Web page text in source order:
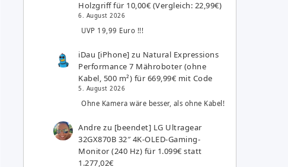
Holzgriff für 10,00€ (Vergleich: 22,99€)
6. August 2026
UVP 19,99 Euro !!!
iDau [iPhone] zu Natural Expressions
Performance 7 Mähroboter (ohne
Kabel, 500 m²) für 669,99€ mit Code
5. August 2026
Ohne Kamera wäre besser, als ohne Kabel!
Andre zu [beendet] LG Ultragear
32GX870B 32″ 4K-OLED-Gaming-
Monitor (240 Hz) für 1.099€ statt
1.277,02€